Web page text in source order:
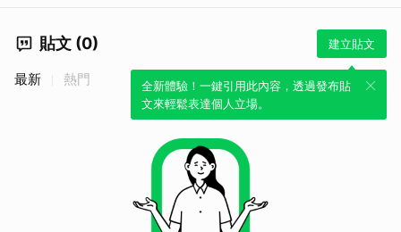
貼文 (0) 建立貼文
全新體驗！一鍵引用此內容，透過發布貼
文來輕鬆表達個人立場。
最新 熱門